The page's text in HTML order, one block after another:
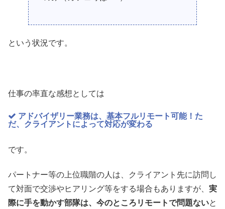
という状況です。
仕事の率直な感想としては
アドバイザリー業務は、基本フルリモート可能！た
だ、クライアントによって対応が変わる
です。
パートナー等の上位職階の人は、クライアント先に訪問し
て対面で交渉やヒアリング等をする場合もありますが、 実
際に手を動かす部隊は、今のところリモートで問題ないと